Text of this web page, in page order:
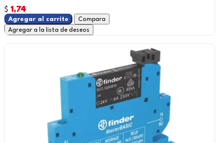
$ 1,74
Agregar al carrito
Compara
Agregar a la lista de deseos